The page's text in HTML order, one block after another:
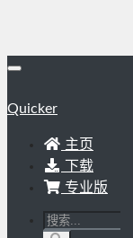
Quicker
主页
下载
专业版